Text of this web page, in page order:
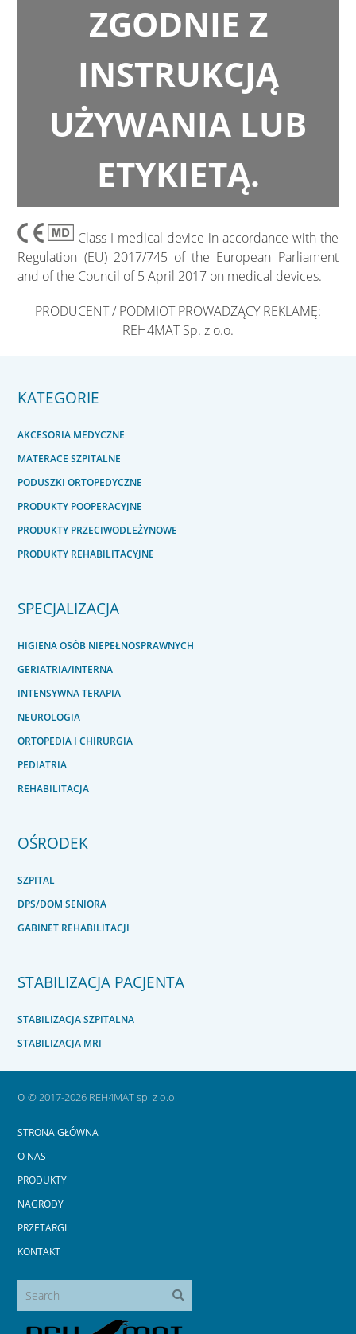
ZGODNIE Z
INSTRUKCJĄ
UŻYWANIA LUB
ETYKIETĄ.
Class I medical device in accordance with the
Regulation (EU) 2017/745 of the European Parliament
and of the Council of 5 April 2017 on medical devices.
PRODUCENT / PODMIOT PROWADZĄCY REKLAMĘ:
REH4MAT Sp. z o.o.
KATEGORIE
AKCESORIA MEDYCZNE
MATERACE SZPITALNE
PODUSZKI ORTOPEDYCZNE
PRODUKTY POOPERACYJNE
PRODUKTY PRZECIWODLEŻYNOWE
PRODUKTY REHABILITACYJNE
SPECJALIZACJA
HIGIENA OSÓB NIEPEŁNOSPRAWNYCH
GERIATRIA/INTERNA
INTENSYWNA TERAPIA
NEUROLOGIA
ORTOPEDIA I CHIRURGIA
PEDIATRIA
REHABILITACJA
OŚRODEK
SZPITAL
DPS/DOM SENIORA
GABINET REHABILITACJI
STABILIZACJA PACJENTA
STABILIZACJA SZPITALNA
STABILIZACJA MRI
o© 2017-2026 REH4MAT sp. z o.o.
STRONA GŁÓWNA
O NAS
PRODUKTY
NAGRODY
PRZETARGI
KONTAKT